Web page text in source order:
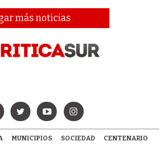
más noticias
MUNICIPIOS SOCIEDAD
CENTENARIO